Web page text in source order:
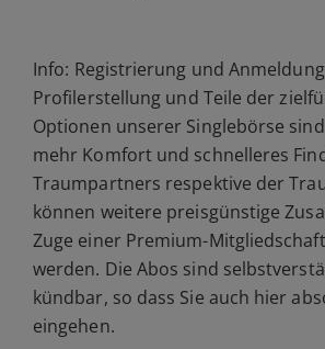
Info: Registrierung und
Profilerstellung und Teile der
Optionen unserer Singlebörse
mehr Komfort und schnelleres
Traumpartners respektive der
können weitere preisgünstige
Zuge einer Premium-
werden. Die Abos sind
kündbar, so dass Sie auch hier
eingehen.